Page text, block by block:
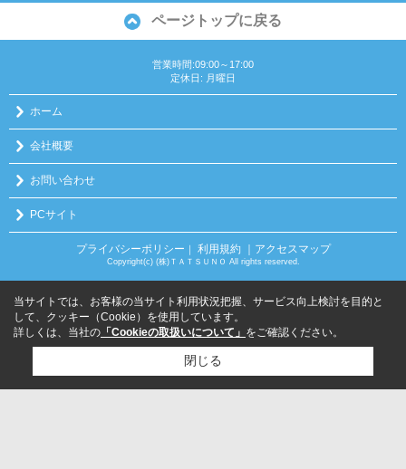
ページトップに戻る
営業時間:09:00～17:00
定休日: 月曜日
ホーム
会社概要
お問い合わせ
PCサイト
プライバシーポリシー ｜ 利用規約 ｜アクセスマップ
Copyright(c) (株)ＴＡＴＳＵＮＯ All rights reserved.
当サイトでは、お客様の当サイト利用状況把握、サービス向上検討を目的と
して、クッキー（Cookie）を使用しています。
詳しくは、当社の 「Cookieの取扱いについて」 をご確認ください。
閉じる